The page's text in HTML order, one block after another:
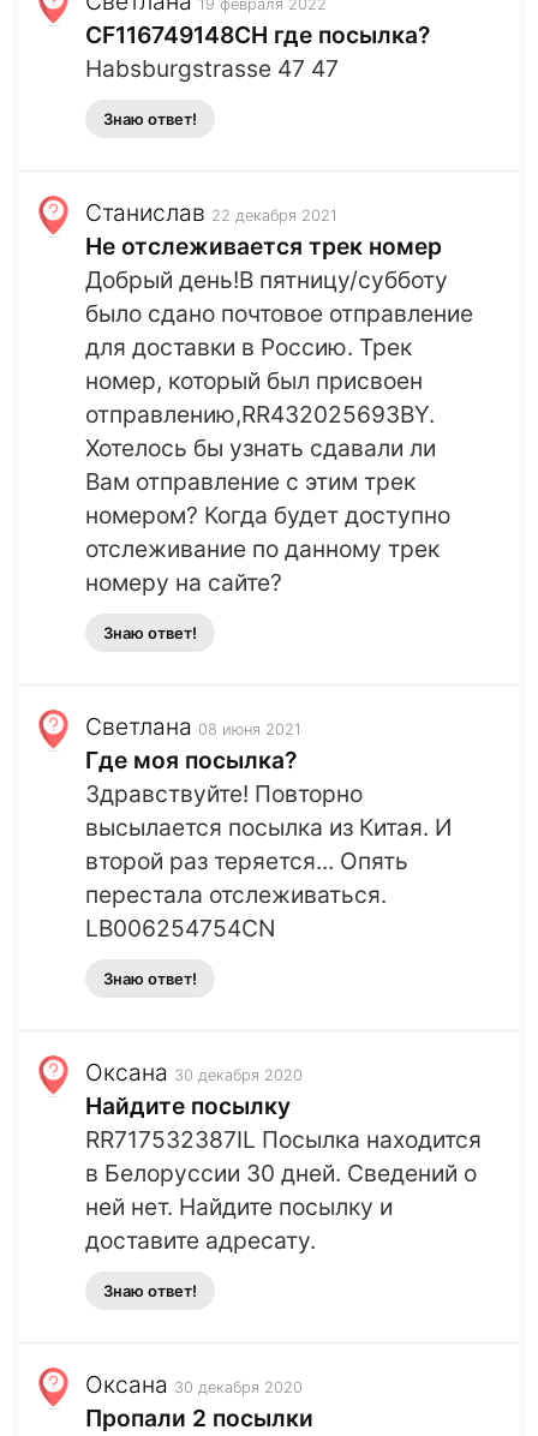
19 февраля 2022
CF116749148CH где посылка?
Habsburgstrasse 47 47
Знаю ответ!
Станислав 22 декабря 2021
Не отслеживается трек номер
Добрый день!В пятницу/субботу
было сдано почтовое отправление
для доставки в Россию. Трек
номер, который был присвоен
отправлению,RR432025693BY.
Хотелось бы узнать сдавали ли
Вам отправление с этим трек
номером? Когда будет доступно
отслеживание по данному трек
номеру на сайте?
Знаю ответ!
Светлана 08 июня 2021
Где моя посылка?
Здравствуйте! Повторно
высылается посылка из Китая. И
второй раз теряется... Опять
перестала отслеживаться.
LB006254754CN
Знаю ответ!
Оксана 30 декабря 2020
Найдите посылку
RR717532387IL Посылка находится
в Белоруссии 30 дней. Сведений о
ней нет. Найдите посылку и
доставите адресату.
Знаю ответ!
Оксана 30 декабря 2020
Пропали 2 посылки